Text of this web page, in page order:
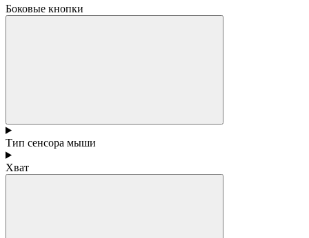
Боковые кнопки
Тип сенсора мыши
Хват